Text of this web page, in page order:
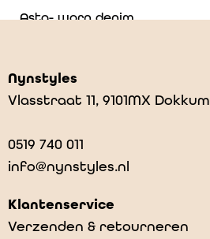
Asta- worn denim
Nynstyles
Vlasstraat 11, 9101MX Dokkum
0519 740 011
info@nynstyles.nl
Klantenservice
Verzenden & retourneren